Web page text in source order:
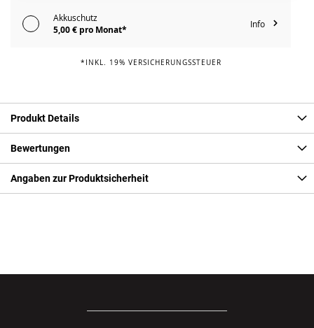
Akkuschutz
5,00 € pro Monat*
Info
*INKL. 19% VERSICHERUNGSSTEUER
Produkt Details
Bewertungen
Angaben zur Produktsicherheit